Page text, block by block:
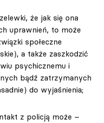
że jak się ona
uprawnień, to może
społeczne
a także zaszkodzić
psychicznemu i
bądź zatrzymanych
do wyjaśnienia;
z policją może –